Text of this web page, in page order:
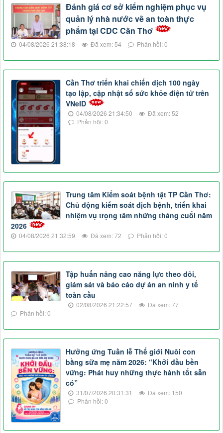
Đánh giá cơ sở kiểm nghiệm phục vụ
quản lý nhà nước về an toàn thực
phẩm tại CDC Cần Thơ
04/08/2026 21:38:18 Đã xem: 54 Phản hồi: 0
Cần Thơ triển khai chiến dịch 100 ngày
tạo lập, cập nhật sổ sức khỏe điện tử trên
VNeID
04/08/2026 21:34:50
Đã xem: 52
Phản hồi: 0
Trung tâm Kiểm soát bệnh tật TP Cần Thơ:
Chủ động kiểm soát dịch bệnh, triển khai
nhiệm vụ trọng tâm những tháng cuối năm
2026
04/08/2026 21:32:59 Đã xem: 72 Phản hồi: 0
Tập huấn nâng cao năng lực theo dõi,
giám sát và báo cáo dự án an ninh y tế
toàn cầu
02/08/2026 21:22:57
Đã xem: 77
Phản hồi: 0
Hưởng ứng Tuần lễ Thế giới Nuôi con
bằng sữa mẹ năm 2026: “Khởi đầu bền
vững: Phát huy những thực hành tốt sẵn
có”
31/07/2026 20:31:31
Đã xem: 150
Phản hồi: 0